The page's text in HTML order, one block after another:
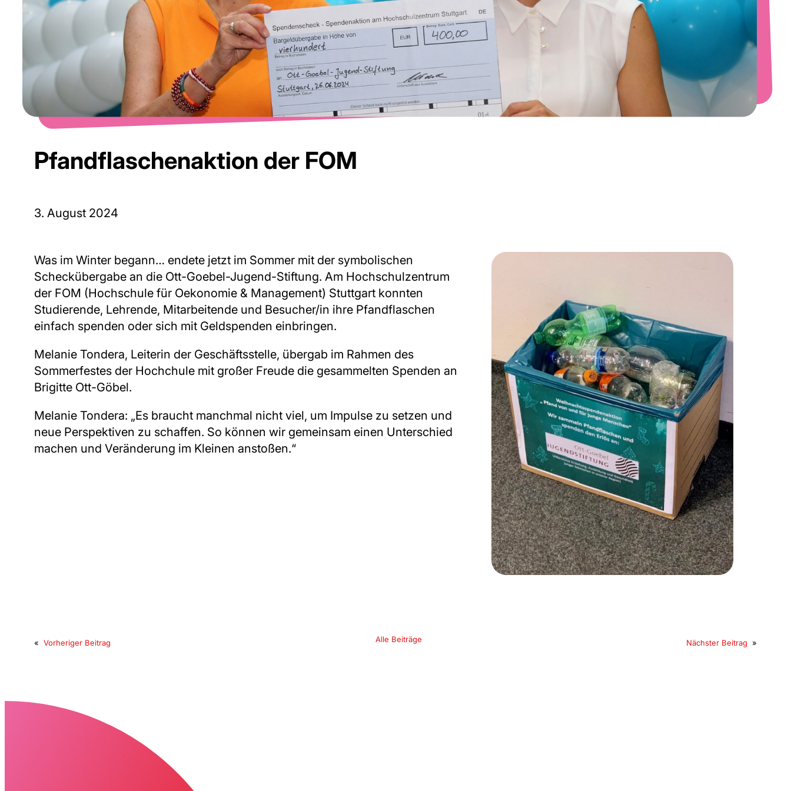
Pfandflaschenaktion der FOM
3. August 2024
Was im Winter begann… endete jetzt im Sommer mit der symbolischen
Scheckübergabe an die Ott-Goebel-Jugend-Stiftung. Am Hochschulzentrum
der FOM (Hochschule für Oekonomie & Management) Stuttgart konnten
Studierende, Lehrende, Mitarbeitende und Besucher/in ihre Pfandflaschen
einfach spenden oder sich mit Geldspenden einbringen.
Melanie Tondera, Leiterin der Geschäftsstelle, übergab im Rahmen des
Sommerfestes der Hochchule mit großer Freude die gesammelten Spenden an
Brigitte Ott-Göbel.
Melanie Tondera: „Es braucht manchmal nicht viel, um Impulse zu setzen und
neue Perspektiven zu schaffen. So können wir gemeinsam einen Unterschied
machen und Veränderung im Kleinen anstoßen.“
« Vorheriger Beitrag Alle Beiträge Nächster Beitrag »